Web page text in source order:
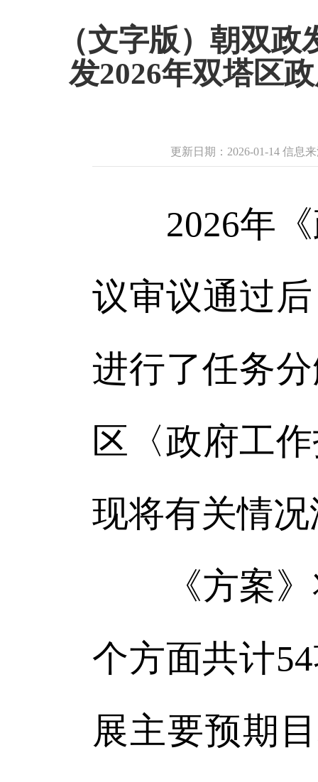
（文字版）朝双
发2026年双塔区
更新日期：2026-01-14 信息
2026年《
议审议通过
进行了任务
区〈政府工
现将有关情
《方案》
个方面共计
展主要预期